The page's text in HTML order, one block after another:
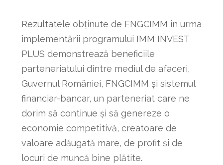
Rezultatele obținute de FNGCIMM în urma
implementării programului IMM INVEST
PLUS demonstrează beneficiile
parteneriatului dintre mediul de afaceri,
Guvernul României, FNGCIMM și sistemul
financiar-bancar, un parteneriat care ne
dorim să continue și să genereze o
economie competitivă, creatoare de
valoare adăugată mare, de profit și de
locuri de muncă bine plătite.